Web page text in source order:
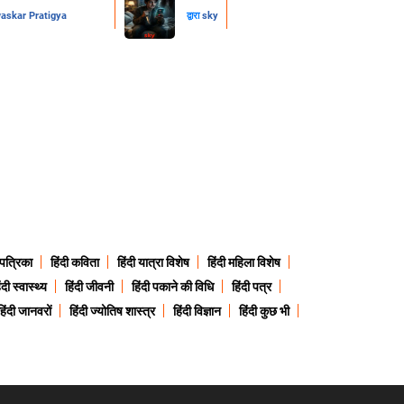
Pratigya द्वाराsky
हिंदी कविता हिंदी यात्रा विशेष
हिंदी महिला विशेष
स्वास्थ्य
हिंदी जीवनी हिंदी पकाने की विधि
हिंदी पत्र
जानवरों
हिंदी ज्योतिष शास्त्र हिंदी विज्ञान हिंदी कुछ भी